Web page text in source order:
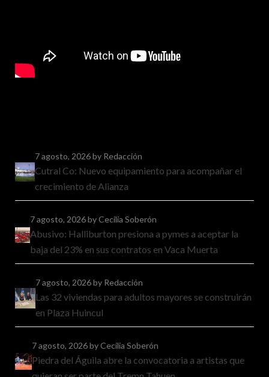
7 agosto, 2026by Redacción
Cutral Co: Nuevo equipamiento para acompañar el
crecimiento de Alianza
7 agosto, 2026by Cecilia Soberón
Abusivo: Halliburton presiona a pymes a aceptar la
baja del 23% en sus contratos en Vaca Muerta
7 agosto, 2026by Redacción
Las 32 viviendas para adultos mayores se construirán
en Plaza Huincul
7 agosto, 2026by Cecilia Soberón
Piedra del Águila abre la convocatoria a artistas que